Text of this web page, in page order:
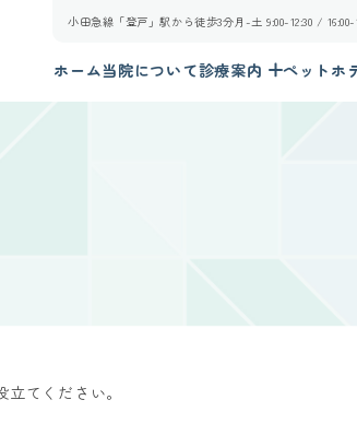
小田急線「登戸」駅から徒歩3分月-土 9:00-12:30 /
ホーム当院について診療案内 ペットホ
てください。